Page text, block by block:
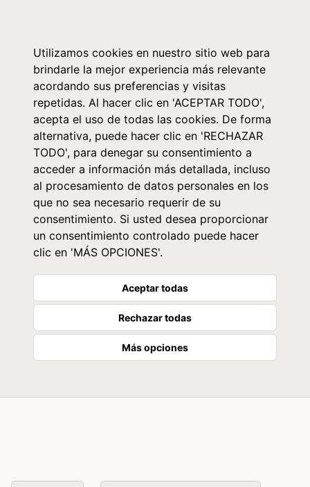
Utilizamos cookies en nuestro sitio web para
brindarle la mejor experiencia más relevante
acordando sus preferencias y visitas
repetidas. Al hacer clic en 'ACEPTAR TODO',
acepta el uso de todas las cookies. De forma
alternativa, puede hacer clic en 'RECHAZAR
TODO', para denegar su consentimiento a
acceder a información más detallada, incluso
al procesamiento de datos personales en los
que no sea necesario requerir de su
consentimiento. Si usted desea proporcionar
un consentimiento controlado puede hacer
clic en 'MÁS OPCIONES'.
Aceptar todas
Rechazar todas
Más opciones